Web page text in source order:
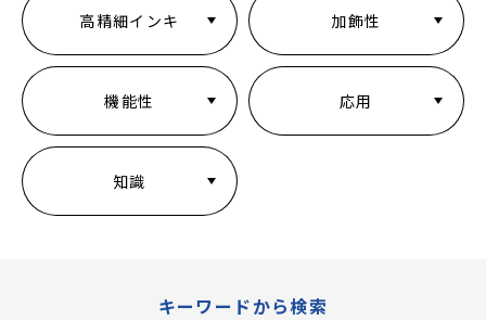
高精細インキ 加飾性
機能性 応用
知識
キーワードから検索